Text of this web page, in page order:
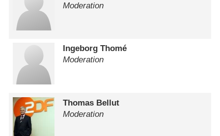
Moderation
Ingeborg Thomé
Moderation
Thomas Bellut
Moderation